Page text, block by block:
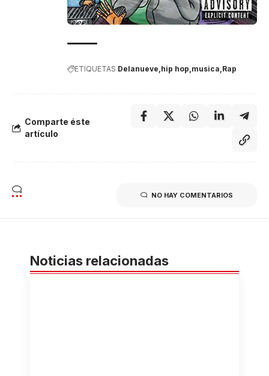
ETIQUETAS Delanueve hip hop musica Rap
Comparte éste
artículo
NO HAY COMENTARIOS
Noticias relacionadas